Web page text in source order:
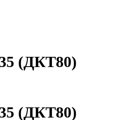
(ДКТ80)
(ДКТ80)